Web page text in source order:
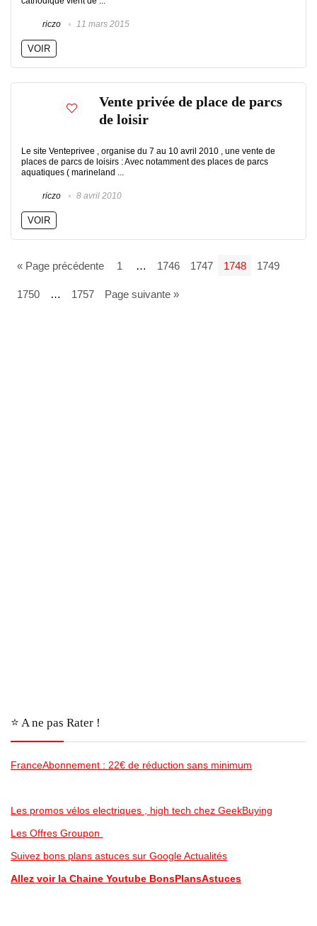
riczo 11 mars 2015
VOIR
Vente privée de place de parcs
de loisir
Le site Venteprivee , organise du 7 au 10 avril 2010 , une vente de
places de parcs de loisirs : Avec notamment des places de parcs
aquatiques ( marineland ...
riczo 8 avril 2010
VOIR
« Page précédente 1 … 1746 1747 1748 1749
1750 … 1757 Page suivante »
⭐️ A ne pas Rater !
FranceAbonnement : 22€ de réduction sans minimum
Les promos vélos electriques , high tech chez GeekBuying
Les Offres Groupon
Suivez bons plans astuces sur Google Actualités
Allez voir la Chaine Youtube BonsPlansAstuces